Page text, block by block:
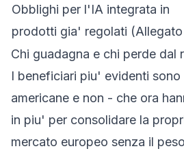
Obblighi per l'IA integrata in
prodotti gia' regolati (Allegato
Chi guadagna e chi perde dal
I beneficiari piu' evidenti
americane e non - che ora
in piu' per consolidare la
mercato europeo senza il